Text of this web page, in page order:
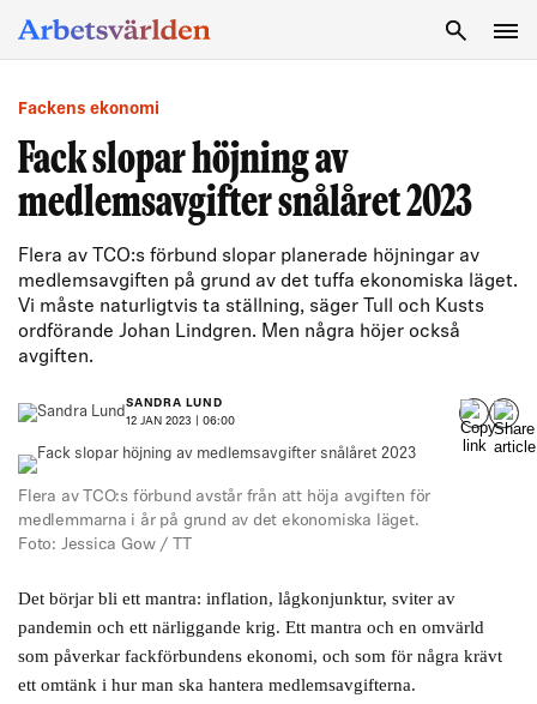
Fackens ekonomi
Fack slopar höjning av
medlemsavgifter snålåret 2023
Flera av TCO:s förbund slopar planerade höjningar av
medlemsavgiften på grund av det tuffa ekonomiska läget.
Vi måste naturligtvis ta ställning, säger Tull och Kusts
ordförande Johan Lindgren. Men några höjer också
avgiften.
SANDRA LUND
12 JAN 2023 | 06:00
Flera av TCO:s förbund avstår från att höja avgiften för
medlemmarna i år på grund av det ekonomiska läget.
Foto: Jessica Gow / TT
Det börjar bli ett mantra: inflation, lågkonjunktur, sviter av
pandemin och ett närliggande krig. Ett mantra och en omvärld
som påverkar fackförbundens ekonomi, och som för några krävt
ett omtänk i hur man ska hantera medlemsavgifterna.